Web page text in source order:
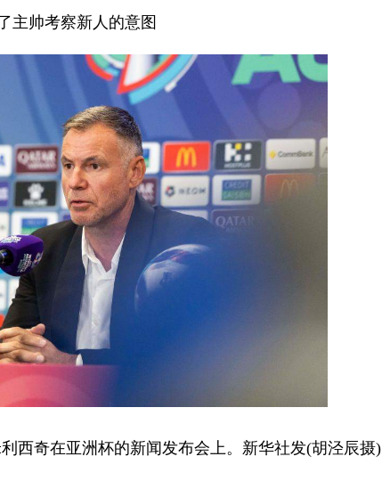
主帅考察新人的意图
奇在亚洲杯的新闻发布会上。新华社发(胡泾辰摄)